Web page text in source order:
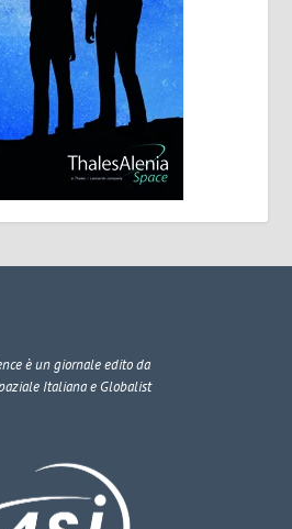
è un giornale edito da
Italiana e Globalist